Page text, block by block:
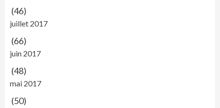
(46)
juillet 2017
(66)
juin 2017
(48)
mai 2017
(50)